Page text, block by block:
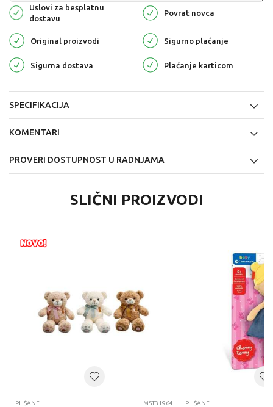
Uslovi za besplatnu
dostavu
Povrat novca
Original proizvodi Sigurno plaćanje
Sigurna dostava Plaćanje karticom
SPECIFIKACIJA
KOMENTARI
PROVERI DOSTUPNOST U RADNJAMA
SLIČNI PROIZVODI
PLIŠANE MST31964 PLIŠANE